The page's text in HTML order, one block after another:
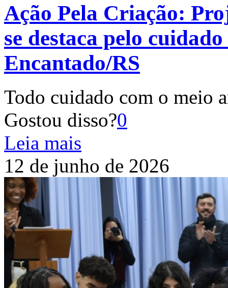
Ação Pela Criação:
se destaca pelo
Encantado/RS
Todo cuidado com o meio
Gostou disso?0
Leia mais
12 de junho de 2026